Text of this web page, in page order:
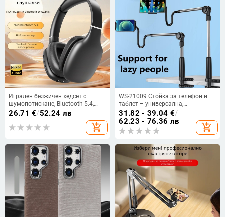
Игрален безжичен хедсет с
шумопотискане, Bluetooth 5.4,
обхват до 10 м, батерия над 8
часа, стил на глава, стерео звук
26.71 €/52.24 лв
add_shopping_cart
WS-21009 Стойка за телефон и
таблет – универсална,
разтегателна скоба, ABS +
алуминиева сплав
31.82 - 39.04 €/
62.23 - 76.36 лв
add_shopping_cart